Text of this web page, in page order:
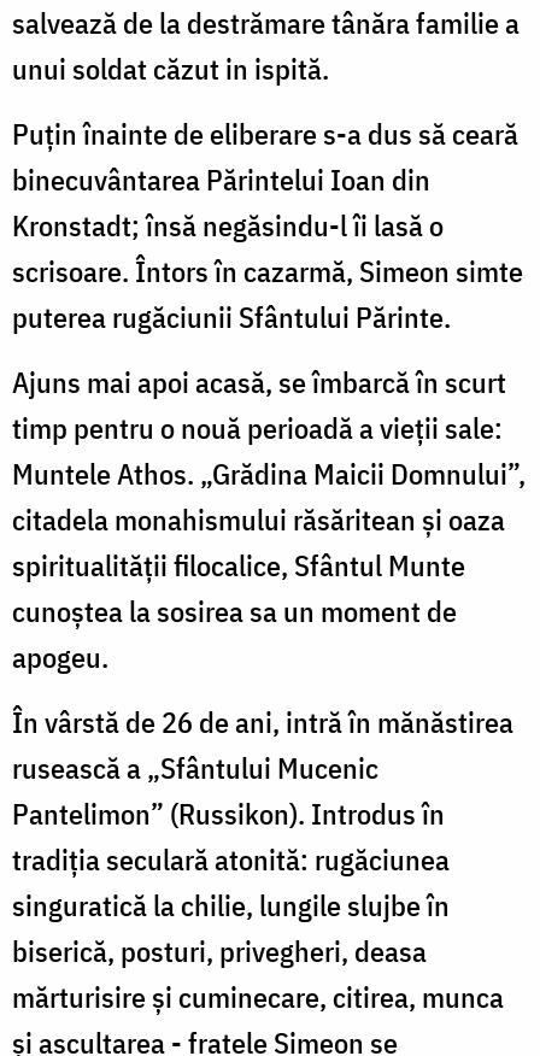
salvează de la destrămare tânăra familie a
unui soldat căzut in ispită.
Puțin înainte de eliberare s-a dus să ceară
binecuvântarea Părintelui Ioan din
Kronstadt; însă negăsindu-l îi lasă o
scrisoare. Întors în cazarmă, Simeon simte
puterea rugăciunii Sfântului Părinte.
Ajuns mai apoi acasă, se îmbarcă în scurt
timp pentru o nouă perioadă a vieții sale:
Muntele Athos. „Grădina Maicii Domnului”,
citadela monahismului răsăritean și oaza
spiritualității filocalice, Sfântul Munte
cunoștea la sosirea sa un moment de
apogeu.
În vârstă de 26 de ani, intră în mănăstirea
rusească a „Sfântului Mucenic
Pantelimon” (Russikon). Introdus în
tradiția seculară atonită: rugăciunea
singuratică la chilie, lungile slujbe în
biserică, posturi, privegheri, deasa
mărturisire și cuminecare, citirea, munca
și ascultarea - fratele Simeon se